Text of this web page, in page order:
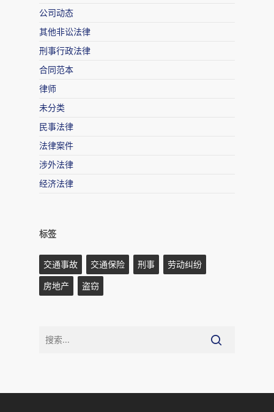
公司动态
其他非讼法律
刑事行政法律
合同范本
律师
未分类
民事法律
法律案件
涉外法律
经济法律
标签
交通事故 交通保险 刑事
劳动纠纷
房地产
盗窃